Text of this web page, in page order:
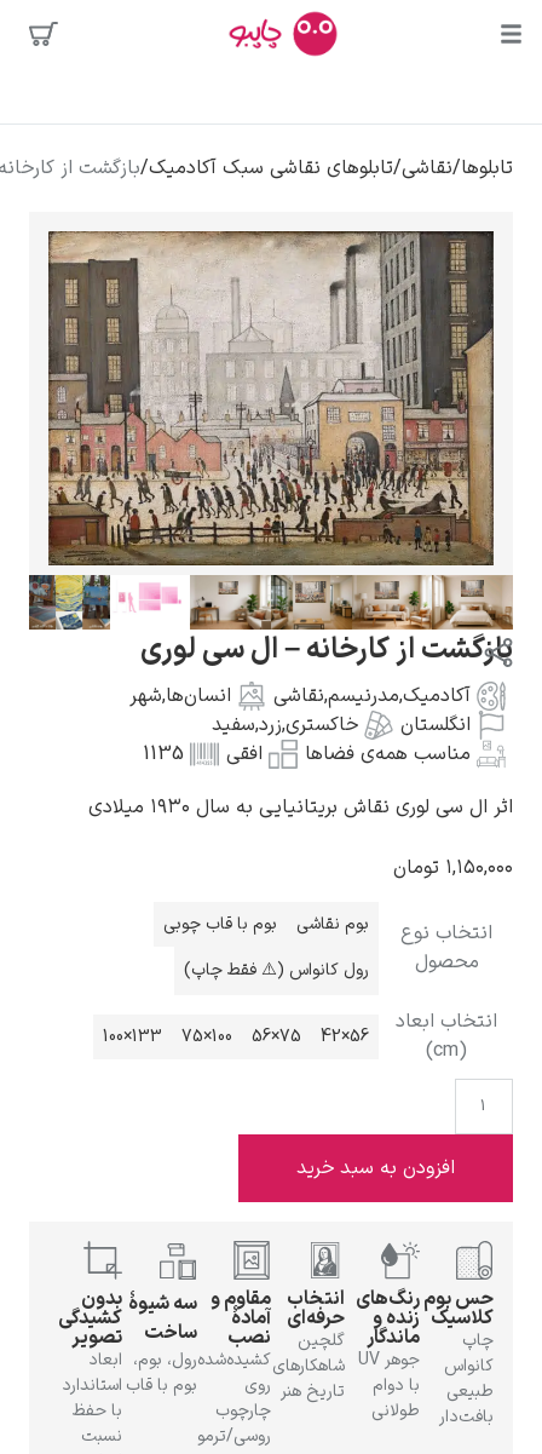
محبوب‌ترین
هنرمندان
کلود مونه
ونسان ون گوگ
گوستاو کلیمت
ادوارد مونک
کامی پیسارو
ادوارد هاپر
ادگار دگا
/تابلوهای نقاشی سبک آکادمیک /بازگشت از کارخانه – ال سی لوری
کارخانه – ال سی لوری
مدرنیسم,نقاشی انسان‌ها,شهر
خاکستری, زرد,سفید
همه‌ی فضاها
افقی
1135
نقاش بریتانیایی به سال ۱۹۳۰ میلادی
بوم نقاشی
بوم با قاب چوبی
رول کانواس (⚠️ فقط چاپ)
100×75
133×100
به سبد خرید
رنگ‌های
زنده و
ماندگار
جوهر UV
با دوام
طولانی
انتخاب
حرفه‌ای
گلچین
شاهکارهای
تاریخ هنر
مقاوم و
آمادهٔ
نصب
کشیده‌شده
روی
چارچوب
سه شیوهٔ
ساخت
رول، بوم،
بوم با قاب
بدون
کشیدگی
تصویر
ابعاد
استاندارد
با حفظ
نسبت